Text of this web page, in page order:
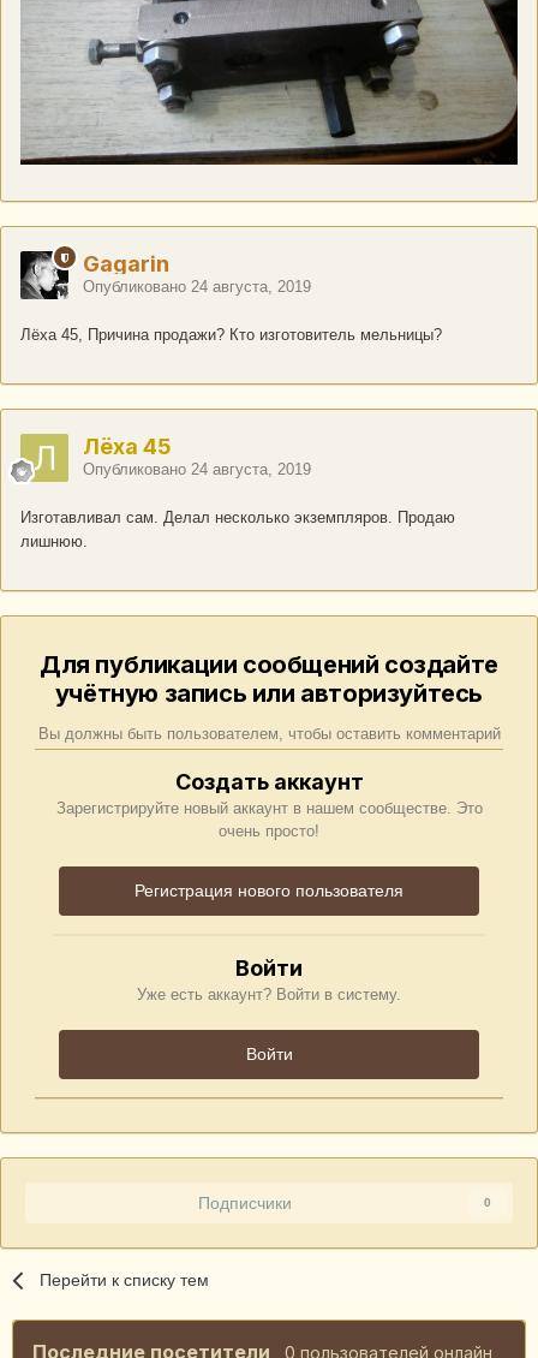
Gagarin
Опубликовано 24 августа, 2019
Лёха 45, Причина продажи? Кто изготовитель мельницы?
Лёха 45
Опубликовано 24 августа, 2019
Изготавливал сам. Делал несколько экземпляров. Продаю
лишнюю.
Для публикации сообщений создайте
учётную запись или авторизуйтесь
Вы должны быть пользователем, чтобы оставить комментарий
Создать аккаунт
Зарегистрируйте новый аккаунт в нашем сообществе. Это
очень просто!
Регистрация нового пользователя
Войти
Уже есть аккаунт? Войти в систему.
Войти
Подписчики 0
Перейти к списку тем
Последние посетители 0 пользователей онлайн